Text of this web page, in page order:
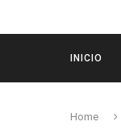
INICIO
Home